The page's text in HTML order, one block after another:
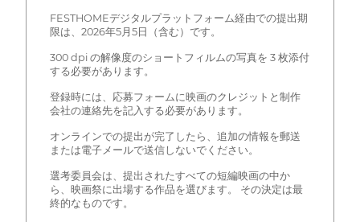
FESTHOMEデジタルプラットフォーム経由での提出期
限は、2026年5月5日（含む）です。
300 dpi の解像度のショートフィルムの写真を 3 枚添付
する必要があります。
登録時には、応募フォームに映画のクレジットと制作
会社の連絡先を記入する必要があります。
オンラインでの提出が完了したら、追加の情報を郵送
または電子メールで送信しないでください。
選考委員会は、提出されたすべての短編映画の中か
ら、映画祭に出場する作品を選びます。 その決定は最
終的なものです。